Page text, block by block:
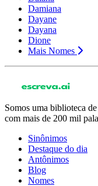
Damiana
Dayane
Dayana
Dione
Mais Nomes
Somos uma biblioteca
com mais de 200 mil
Sinônimos
Destaque do dia
Antônimos
Blog
Nomes